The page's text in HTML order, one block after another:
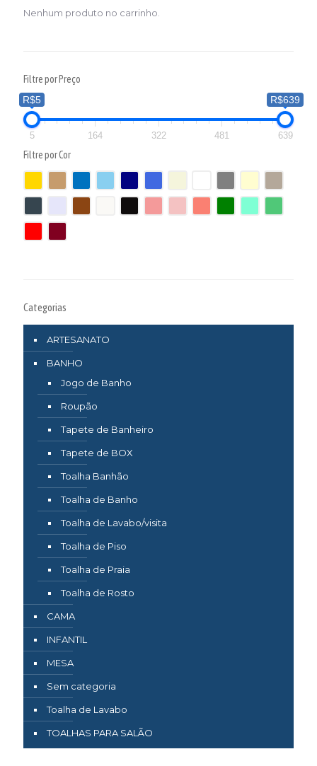
Nenhum produto no carrinho.
Filtre por Preço
R$5
R$639
5 164 322 481 639
Filtre por Cor
Categorias
ARTESANATO
BANHO
Jogo de Banho
Roupão
Tapete de Banheiro
Tapete de BOX
Toalha Banhão
Toalha de Banho
Toalha de Lavabo/visita
Toalha de Piso
Toalha de Praia
Toalha de Rosto
CAMA
INFANTIL
MESA
Sem categoria
Toalha de Lavabo
TOALHAS PARA SALÃO